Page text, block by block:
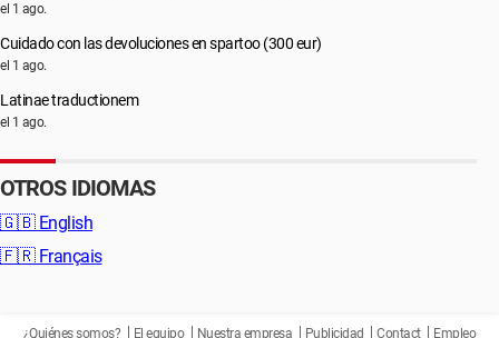
el 1 ago.
Cuidado con las devoluciones en spartoo (300 eur)
el 1 ago.
Latinae traductionem
el 1 ago.
OTROS IDIOMAS
🇬🇧 English
🇫🇷 Français
¿Quiénes somos? El equipo Nuestra empresa Publicidad Contact Empleo